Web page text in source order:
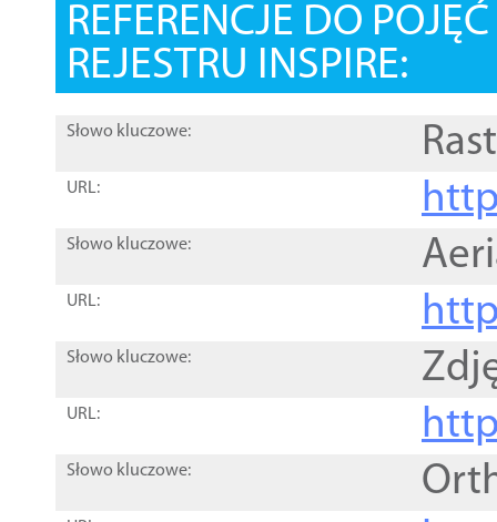
REFERENCJE DO
REJESTRU INSPIRE:
Słowo kluczowe:
URL:
Słowo kluczowe:
URL:
Słowo kluczowe:
URL:
Słowo kluczowe: